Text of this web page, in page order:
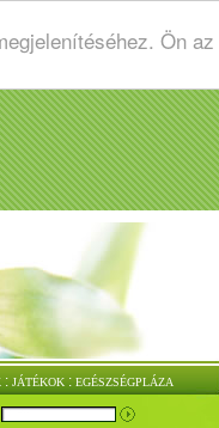
Ön
: JÁTÉKOK : EGÉSZSÉGPLÁZA